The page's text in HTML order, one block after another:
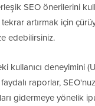
SEO önerilerini
tekrar artırmak için
edebilirsiniz.
kullanıcı deneyimini
raporlar,
gidermeye yönelik